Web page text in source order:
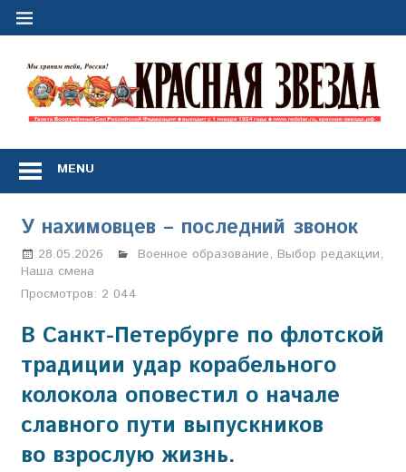
Перейти
Сил
Российской
Федерации
*
выходит
с
1
1924
года
MENU
У нахимовцев – последний звонок
28.05.2026 Марина Щербакова
Военное образование, Выбор редакции,
Наша смена
Просмотров: 2 044
В Санкт-Петербурге по флотской
традиции удар корабельного
колокола оповестил о начале
славного пути выпускников
во взрослую жизнь.